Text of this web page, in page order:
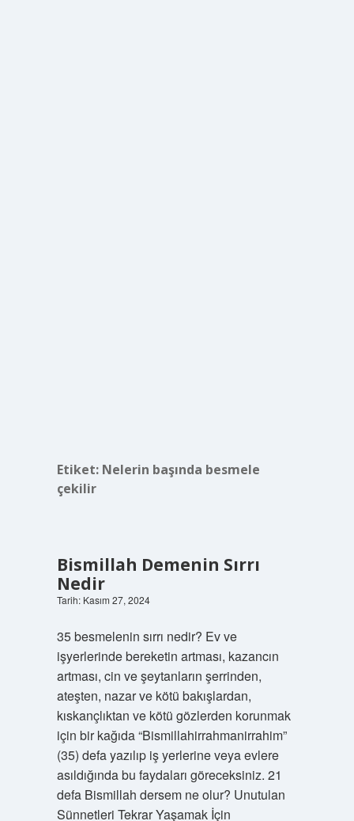
Etiket: Nelerin başında besmele
çekilir
Bismillah Demenin Sırrı
Nedir
Tarih: Kasım 27, 2024
35 besmelenin sırrı nedir? Ev ve
işyerlerinde bereketin artması, kazancın
artması, cin ve şeytanların şerrinden,
ateşten, nazar ve kötü bakışlardan,
kıskançlıktan ve kötü gözlerden korunmak
için bir kağıda “Bismillahirrahmanirrahim”
(35) defa yazılıp iş yerlerine veya evlere
asıldığında bu faydaları göreceksiniz. 21
defa Bismillah dersem ne olur? Unutulan
Sünnetleri Tekrar Yaşamak İçin